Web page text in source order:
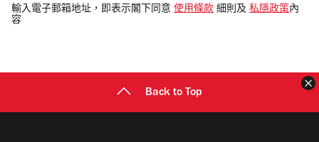
電
郵
輸入電子郵箱地址，即表示閣下同意 使用條款 細則及 私隱政策 內
容
Back to Top